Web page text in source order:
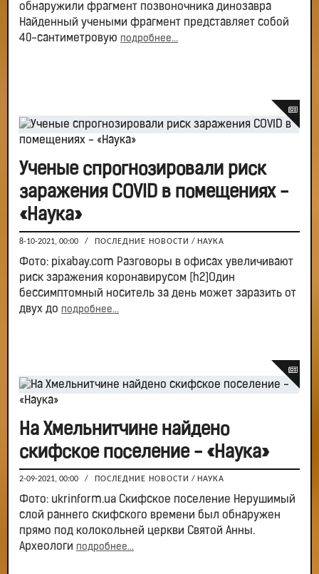
обнаружили фрагмент позвоночника динозавра
Найденный учеными фрагмент представляет собой
40-сантиметровую подробнее...
Ученые спрогнозировали риск
заражения COVID в помещениях -
«Наука»
8-10-2021, 00:00 / ПОСЛЕДНИЕ НОВОСТИ / НАУКА
Фото: pixabay.com Разговоры в офисах увеличивают
риск заражения коронавирусом [h2]Один
бессимптомный носитель за день может заразить от
двух до подробнее...
На Хмельнитчине найдено
скифское поселение - «Наука»
2-09-2021, 00:00 / ПОСЛЕДНИЕ НОВОСТИ / НАУКА
Фото: ukrinform.ua Скифское поселение Нерушимый
слой раннего скифского времени был обнаружен
прямо под колокольней церкви Святой Анны.
Археологи подробнее...